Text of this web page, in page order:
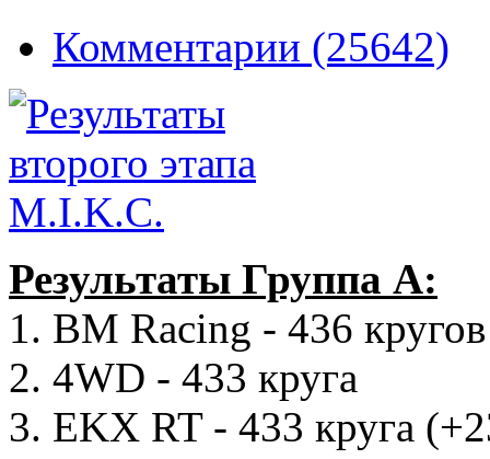
Комментарии (25642)
Результаты Группа А:
1. BM Racing - 436 кругов
2. 4WD - 433 круга
3. EKX RT - 433 круга